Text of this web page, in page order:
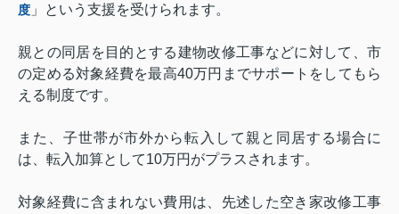
度 」という支援を受けられます。
親との同居を目的とする建物改修工事などに対して、市
の定める対象経費を最高40万円までサポートをしてもら
える制度です。
また、子世帯が市外から転入して親と同居する場合に
は、転入加算として10万円がプラスされます。
対象経費に含まれない費用は、先述した空き家改修工事